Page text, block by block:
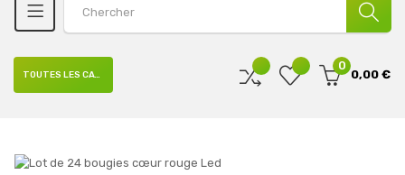
0
0,00 €
TOUTES LES CATÉGORIES